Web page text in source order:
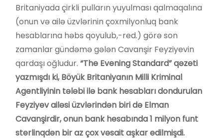
Britaniyada çirkli pulların yuyulması qalmaqalına
(onun və ailə üzvlərinin çoxmilyonluq bank
hesablarına həbs qoyulub,-red.) görə son
zamanlar gündəmə gələn Cavanşir Feyziyevin
qardaşı oğludur. “The Evening Standard” qəzeti
yazmışdı ki, Böyük Britaniyanın Milli Kriminal
Agentliyinin tələbi ilə bank hesabları dondurulan
Feyziyev ailəsi üzvlərindən biri də Elman
Cavanşirdir, onun bank hesabında 1 milyon funt
sterlinqdən bir az çox vəsait aşkar edilmişdi.